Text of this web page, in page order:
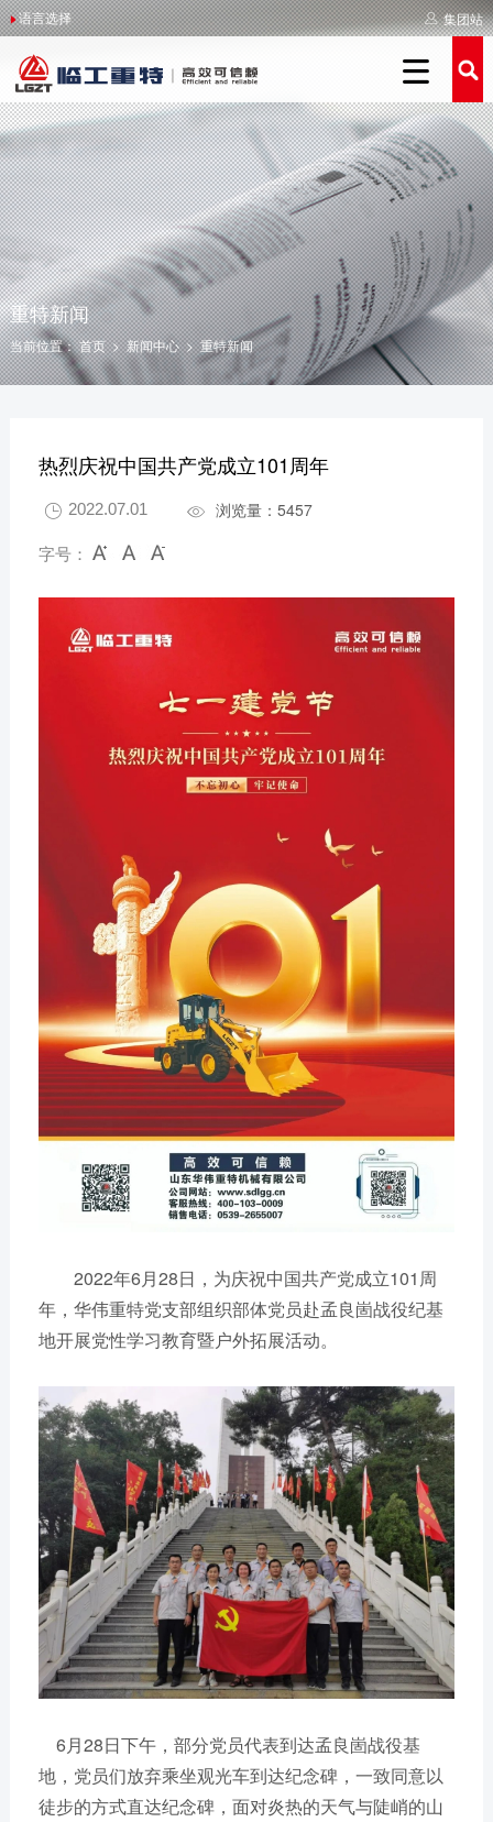
语言选择 集团站
重特简介
全球重特
企业文化
社会责任
联系我们
举报受理
重特简介
领导关怀
企业荣誉
发展历程
美丽重特
举报制度
侵权举报
我要举报
重特新闻
媒体聚焦
影像重特
活动专区
装载机系列
新能源系列
农补系列
经销商查询
施工案例
服务介绍
服务品牌
服务网点
操作保养
人才战略
人才招聘
人才培养

重特新闻
当前位置：首页>新闻中心>重特新闻
热烈庆祝中国共产党成立101周年
 2022.07.01  浏览量：5457
字号：
2022年6月28日，为庆祝中国共产党成立101周
年，华伟重特党支部组织部体党员赴孟良崮战役纪基
地开展党性学习教育暨户外拓展活动。
6月28日下午，部分党员代表到达孟良崮战役基
地，党员们放弃乘坐观光车到达纪念碑，一致同意以
徒步的方式直达纪念碑，面对炎热的天气与陡峭的山